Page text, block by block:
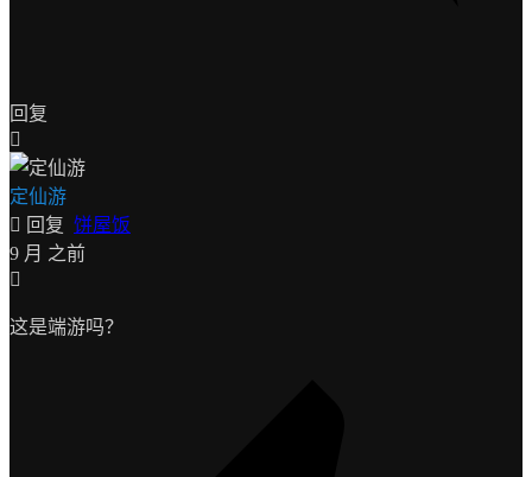
回复
定仙游
回复 饼屋饭
9 月 之前
这是端游吗？